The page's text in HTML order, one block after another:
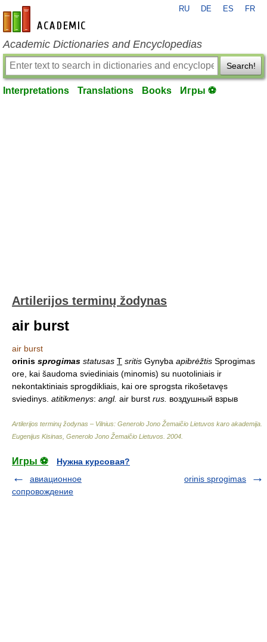
en-academic.com
RU DE ES FR
Academic Dictionaries and Encyclopedias
Search!
Interpretations Translations Books Игры ⚽
Artilerijos terminų žodynas
air burst
air burst
orinis sprogimas statusas T sritis Gynyba apibrėžtis Sprogimas
ore, kai šaudoma sviediniais (minomis) su nuotoliniais ir
nekontaktiniais sprogdikliais, kai ore sprogsta rikošetavęs
sviedinys. atitikmenys: angl. air burst rus. воздушный взрыв
Artilerijos terminų žodynas – Vilnius: Generolo Jono Žemaičio Lietuvos karo akademija
Eugenijus Kisinas, Generolo Jono Žemaičio Lietuvos 2004
Игры ⚽
Нужна курсовая?
авиационное
сопровождение
orinis sprogimas